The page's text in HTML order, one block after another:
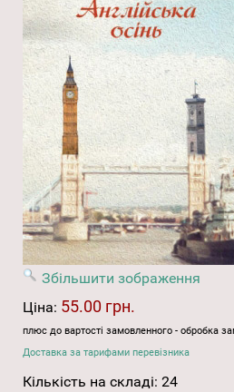
Збільшити зображення
Ціна: 55.00 грн.
плюс до вартості замовленного - обробка
Доставка за тарифами перевізника
Кількість на складі: 24